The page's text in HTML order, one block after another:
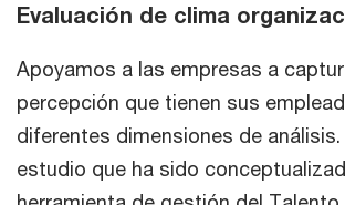
Evaluación de clima
Apoyamos a las empresas a
percepción que tienen sus
diferentes dimensiones de
estudio que ha sido